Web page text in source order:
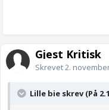
Gjest Kritisk
Skrevet2.
Lille bie skrev (På